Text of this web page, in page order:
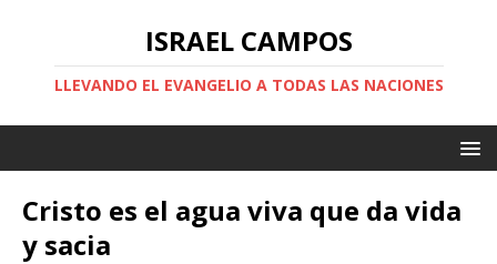
ISRAEL CAMPOS
LLEVANDO EL EVANGELIO A TODAS LAS NACIONES
Cristo es el agua viva que da vida
y sacia